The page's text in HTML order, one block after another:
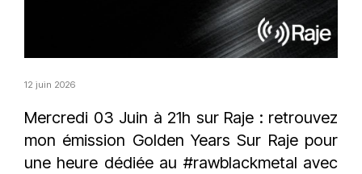
12 juin 2026
Mercredi 03 Juin à 21h sur Raje : retrouvez
mon émission Golden Years Sur Raje pour
une heure dédiée au #rawblackmetal avec